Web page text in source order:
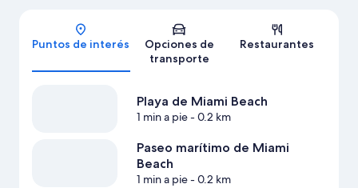
Mapa
Puntos de interés
Opciones de
transporte
Restaurantes
Playa de Miami Beach
1 min a pie- 0.2 km
Paseo marítimo de Miami
Beach
1 min a pie- 0.2 km